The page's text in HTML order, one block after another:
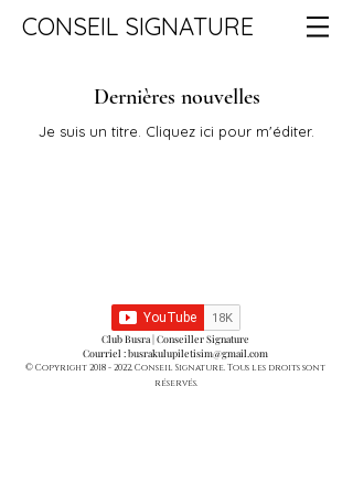
CONSEIL SIGNATURE
Dernières nouvelles
Je suis un titre. ​Cliquez ici pour m'éditer.
Club Busra | Conseiller Signature
Courriel :busrakulupiletisim@gmail.com
© Copyright2018 - 2022, Conseil Signature. Tous les droits sont
réservés.